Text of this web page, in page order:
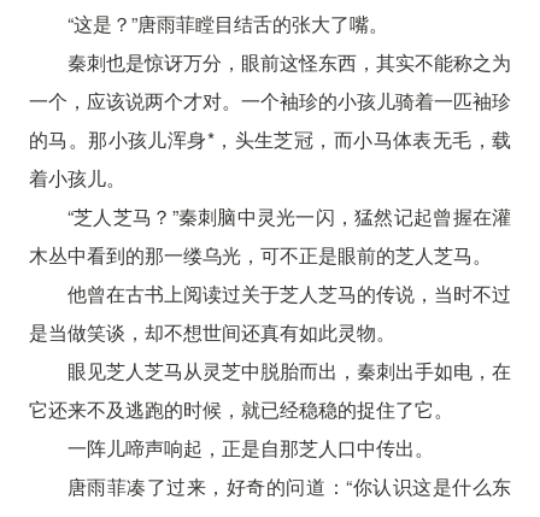
“这是？”唐雨菲瞠目结舌的张大了嘴。
秦刺也是惊讶万分，眼前这怪东西，其实不能称之为
一个，应该说两个才对。一个袖珍的小孩儿骑着一匹袖珍
的马。那小孩儿浑身*，头生芝冠，而小马体表无毛，载
着小孩儿。
“芝人芝马？”秦刺脑中灵光一闪，猛然记起曾握在灌
木丛中看到的那一缕乌光，可不正是眼前的芝人芝马。
他曾在古书上阅读过关于芝人芝马的传说，当时不过
是当做笑谈，却不想世间还真有如此灵物。
眼见芝人芝马从灵芝中脱胎而出，秦刺出手如电，在
它还来不及逃跑的时候，就已经稳稳的捉住了它。
一阵儿啼声响起，正是自那芝人口中传出。
唐雨菲凑了过来，好奇的问道：“你认识这是什么东